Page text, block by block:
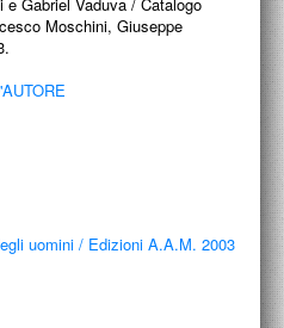
Moschini, Giuseppe
uomini / Edizioni A.A.M. 2003